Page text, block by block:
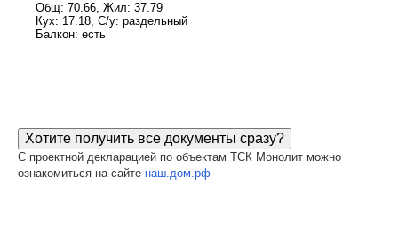
Общ: 70.66, Жил: 37.79
Кух: 17.18, С/у: раздельный
Балкон: есть
Хотите получить все документы сразу?
С проектной декларацией по объектам ТСК Монолит можно
ознакомиться на сайте наш.дом.рф